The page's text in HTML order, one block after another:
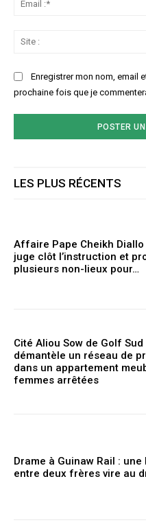
Enregistrer mon nom, email
prochaine fois que je
LES PLUS RÉCENTS
Affaire Pape Cheikh Diallo
juge clôt l’instruction et
plusieurs non-lieux pour…
Cité Aliou Sow de Golf
démantèle un réseau de
dans un appartement
femmes arrêtées
Drame à Guinaw Rail : une
entre deux frères vire au